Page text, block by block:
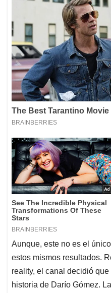
Aunque, este no es el
estos mismos resultados.
reality, el canal decidió
historia de Darío Gómez.